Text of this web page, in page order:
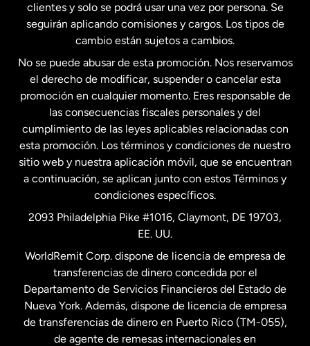
Estados Unidos Español
Francia
Malasia
Nueva Zelanda
Países Bajos
Suecia
clientes y solo se podrá usar una vez por persona. Se
seguirán aplicando comisiones y cargos. Los tipos de
cambio están sujetos a cambios.
No se puede abusar de esta promoción. Nos reservamos
el derecho de modificar, suspender o cancelar esta
promoción en cualquier momento. Eres responsable de
las consecuencias fiscales personales y del
cumplimiento de las leyes aplicables relacionadas con
esta promoción. Los términos y condiciones de nuestro
sitio web y nuestra aplicación móvil, que se encuentran
a continuación, se aplican junto con estos Términos y
condiciones específicos.
2093 Philadelphia Pike #1016, Claymont, DE 19703,
EE. UU.
WorldRemit Corp. dispone de licencia de empresa de
transferencias de dinero concedida por el
Departamento de Servicios Financieros del Estado de
Nueva York. Además, dispone de licencia de empresa
de transferencias de dinero en Puerto Rico (TM-055),
de agente de remesas internacionales en